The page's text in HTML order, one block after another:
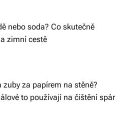
nebo soda? Co skutečně
zimní cestě
zuby za papírem na stěně?
to používají na čištění spár